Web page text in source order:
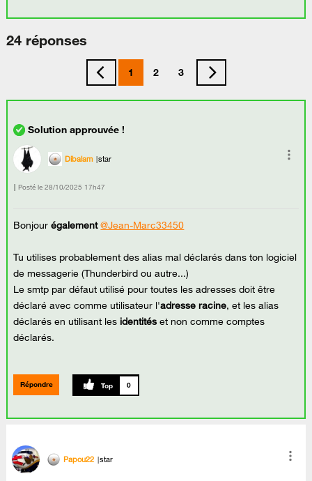
24 réponses
1 2 3
Dibalam star
Posté le ‎28/10/2025 17h47
Bonjourégalement @Jean-Marc33450
Tu utilises probablement des alias mal déclarés dans ton logiciel
de messagerie (Thunderbird ou autre...)
Le smtp par défaut utilisé pour toutes les adresses doit être
déclaré avec comme utilisateur l'adresse racine, et les alias
déclarés en utilisant les identités et non comme comptes
déclarés.
Répondre 0
Papou22 star